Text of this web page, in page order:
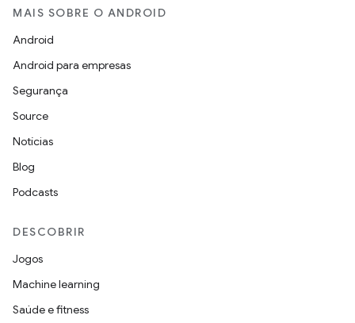
MAIS SOBRE O ANDROID
Android
Android para empresas
Segurança
Source
Notícias
Blog
Podcasts
DESCOBRIR
Jogos
Machine learning
Saúde e fitness